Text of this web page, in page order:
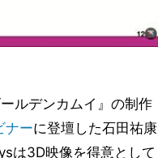
ルデンカムイ』の制作
ナーに登壇した石田祐康
は3D映像を得意として